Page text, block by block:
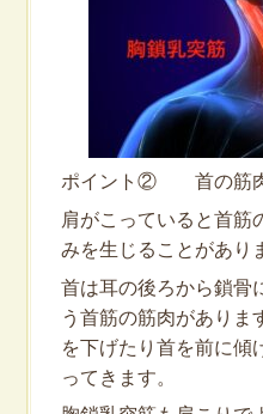
ポイント② 首の筋
肩がこっていると首筋
みを生じることがあり
首は耳の後ろから鎖骨
う首筋の筋肉がありま
を下げたり首を前に傾
ってきます。